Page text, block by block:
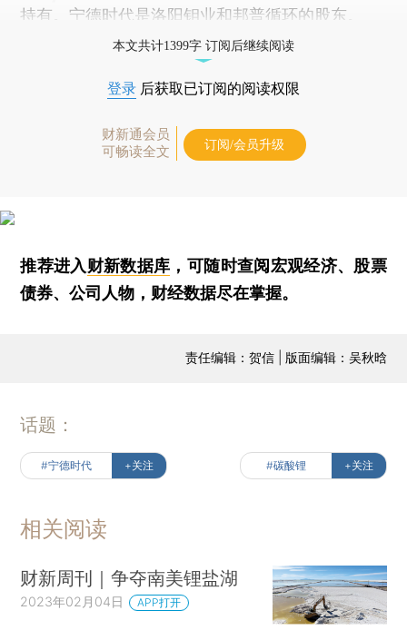
持有。宁德时代是洛阳钼业和邦普循环的股东。
本文共计1399字 订阅后继续阅读
登录 后获取已订阅的阅读权限
财新通会员
可畅读全文
订阅/会员升级
推荐进入财新数据库 ，可随时查阅宏观经济、股票
债券、公司人物，财经数据尽在掌握。
责任编辑：贺信 | 版面编辑：吴秋晗
话题：
#宁德时代 +关注 #碳酸锂 +关注
相关阅读
财新周刊｜争夺南美锂盐湖
2023年02月04日 APP打开